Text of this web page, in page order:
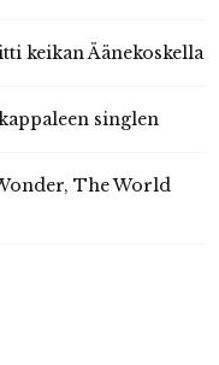
keikan Äänekoskella
singlen
The World